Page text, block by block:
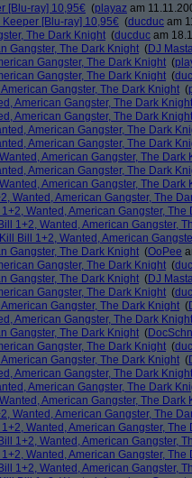
[Blu-ray] 10,95€ (playaz am
[Blu-ray] 10,95€ (ducduc am
The Dark Knight (ducduc am
Gangster, The Dark Knight (DJ
Gangster, The Dark Knight (
Gangster, The Dark Knight (
Gangster, The Dark Knight (
American Gangster, The Dark Knight
American Gangster, The Dark Knight
American Gangster, The Dark
American Gangster, The Dark
American Gangster, The Dark
American Gangster, The Dark
American Gangster, The Dark
Wanted, American Gangster, The
Wanted, American Gangster, The
1+2, Wanted, American Gangster,
Bill 1+2, Wanted, American
Gangster, The Dark Knight (OoPee
Gangster, The Dark Knight (
Gangster, The Dark Knight (DJ
Gangster, The Dark Knight (
Gangster, The Dark Knight (
American Gangster, The Dark Knight
Gangster, The Dark Knight (
Gangster, The Dark Knight (
Gangster, The Dark Knight (
American Gangster, The Dark Knight
American Gangster, The Dark
American Gangster, The Dark
Wanted, American Gangster, The
Wanted, American Gangster, The
1+2, Wanted, American Gangster,
Wanted, American Gangster, The
1+2, Wanted, American Gangster,